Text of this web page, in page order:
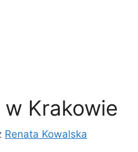
Krakowie
Renata Kowalska